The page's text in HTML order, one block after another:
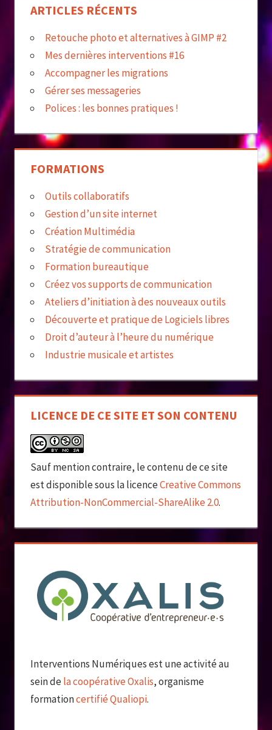
ARTICLES RÉCENTS
Retouche photo et alternatives à GIMP #2
Mes dernières interventions #16
Accompagner les migrations
Gérer ses messageries
Polices : les bonnes pratiques !
FORMATIONS
Outils collaboratifs
Gestion d’un site internet
Création Multimédia
Stratégie de communication
Formation bureautique
Créez vos supports de communication
Ateliers d’initiation à des nouveaux outils
Découverte et pratique de Logiciels libres
Droit d’auteur à l’heure du numérique
Industrie musicale et artistes
LICENCE DE CE SITE ET SON CONTENU
Sauf mention contraire, le contenu de ce site
est disponible sous la licenceCreative Commons
Attribution-NonCommercial-ShareAlike 2.0.
Interventions Numériques est une activité au
sein dela coopérative Oxalis, organisme
formationcertifié Qualiopi.